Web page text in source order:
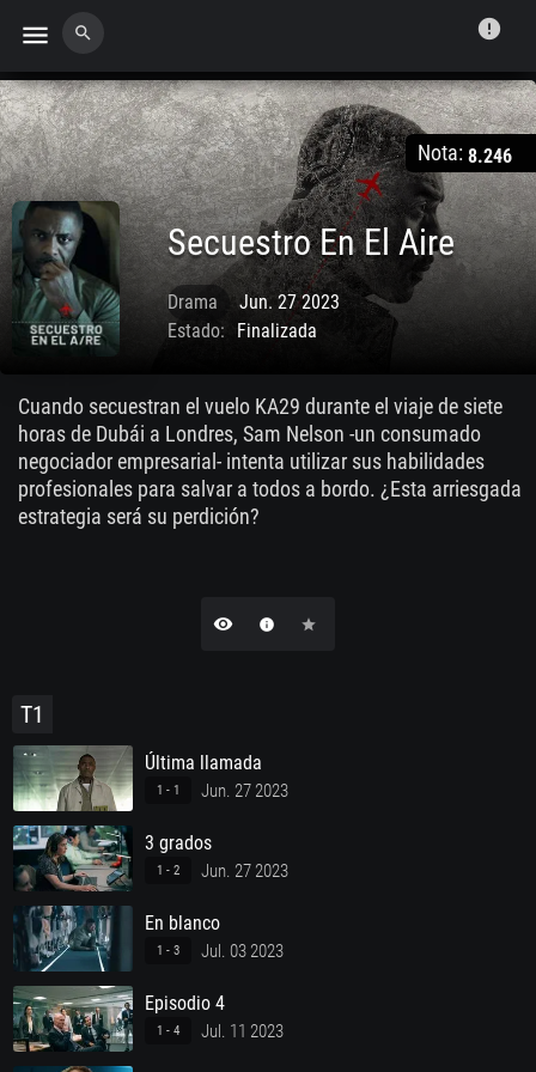
menu search error
Nota: 8.246
Secuestro En El Aire
Drama
Jun. 27 2023
Estado:
Finalizada
Cuando secuestran el vuelo KA29 durante el viaje de siete
horas de Dubái a Londres, Sam Nelson -un consumado
negociador empresarial- intenta utilizar sus habilidades
profesionales para salvar a todos a bordo. ¿Esta arriesgada
estrategia será su perdición?
remove_red_eye info star
T1
Última llamada
1 - 1 Jun. 27 2023
3 grados
1 - 2 Jun. 27 2023
En blanco
1 - 3 Jul. 03 2023
Episodio 4
1 - 4 Jul. 11 2023